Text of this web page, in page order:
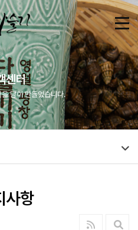
센터
담아 만들었습니다.
사항